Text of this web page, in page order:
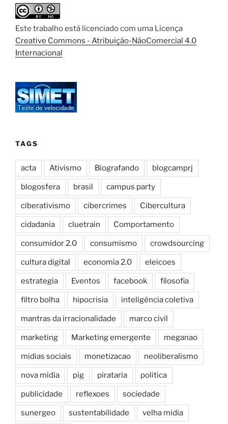
Este trabalho está licenciado com uma Licença
Creative Commons - Atribuição-NãoComercial 4.0
Internacional
TAGS
acta Ativismo Biografando blogcamprj
blogosfera brasil campus party
ciberativismo cibercrimes Cibercultura
cidadania cluetrain Comportamento
consumidor 2.0 consumismo crowdsourcing
cultura digital economia 2.0 eleicoes
estrategia Eventos facebook filosofia
filtro bolha hipocrisia inteligência coletiva
mantras da irracionalidade marco civil
marketing Marketing emergente meganao
midias sociais monetizacao neoliberalismo
nova midia pig pirataria politica
publicidade reflexoes sociedade
sunergeo sustentabilidade velha midia